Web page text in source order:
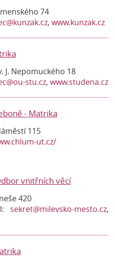
74
, www.kunzak.cz
J. Nepomuckého 18
stu.cz, www.studena.cz
- Matrika
115
ut.cz/
vnitřních věcí
420
sekret@milevsko-mesto.cz,